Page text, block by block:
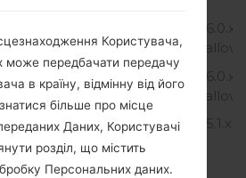
Android 6.0.x
Marshmallow
Android 6.0.x
Marshmallow
Android 5.1.x
Mirror
Користувача,
може передбачати передачу
в країну, відмінну від його
більше про місце
Даних, Користувачі
розділ, що містить
Персональних даних.